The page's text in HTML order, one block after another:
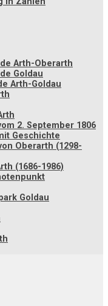
Arth-Oberarth
Goldau
Arth-Goldau
2. September 1806
Geschichte
Oberarth (1298-
(1686-1986)
Goldau